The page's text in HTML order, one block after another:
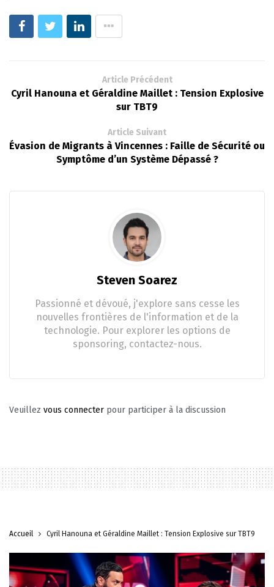
Article Précédent
Cyril Hanouna et Géraldine Maillet : Tension Explosive
sur TBT9
Article Suivant
Évasion de Migrants à Vincennes : Faille de Sécurité ou
Symptôme d’un Système Dépassé ?
Steven Soarez
Passionné et dévoué, j'explore sans cesse les
nouvelles frontières de l'information et de la
technologie. Pour explorer les options de
sponsoring, contactez-nous.
Veuillez vous connecter pour participer à la discussion
Accueil Cyril Hanouna et Géraldine Maillet : Tension Explosive sur TBT9